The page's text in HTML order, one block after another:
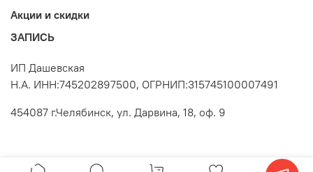
Акции и скидки
ЗАПИСЬ
ИП Дашевская
Н.А. ИНН:745202897500, ОГРНИП:315745100007491
454087 г.Челябинск, ул. Дарвина, 18, оф. 9